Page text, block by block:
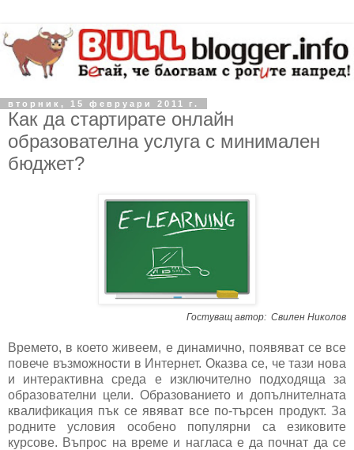
вторник, 15 февруари 2011 г.
Как да стартирате онлайн
образователна услуга с минимален
бюджет?
Гостуващ автор: Свилен Николов
Времето, в което живеем, е динамично, появяват се все
повече възможности в Интернет. Оказва се, че тази нова
и интерактивна среда е изключително подходяща за
образователни цели. Образованието и допълнителната
квалификация пък се явяват все по-търсен продукт. За
родните условия особено популярни са езиковите
курсове. Въпрос на време и нагласа е да почнат да се